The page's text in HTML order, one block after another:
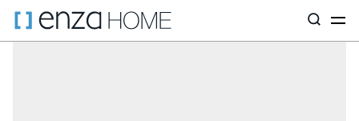
Главная страница Аксессуары Приставные